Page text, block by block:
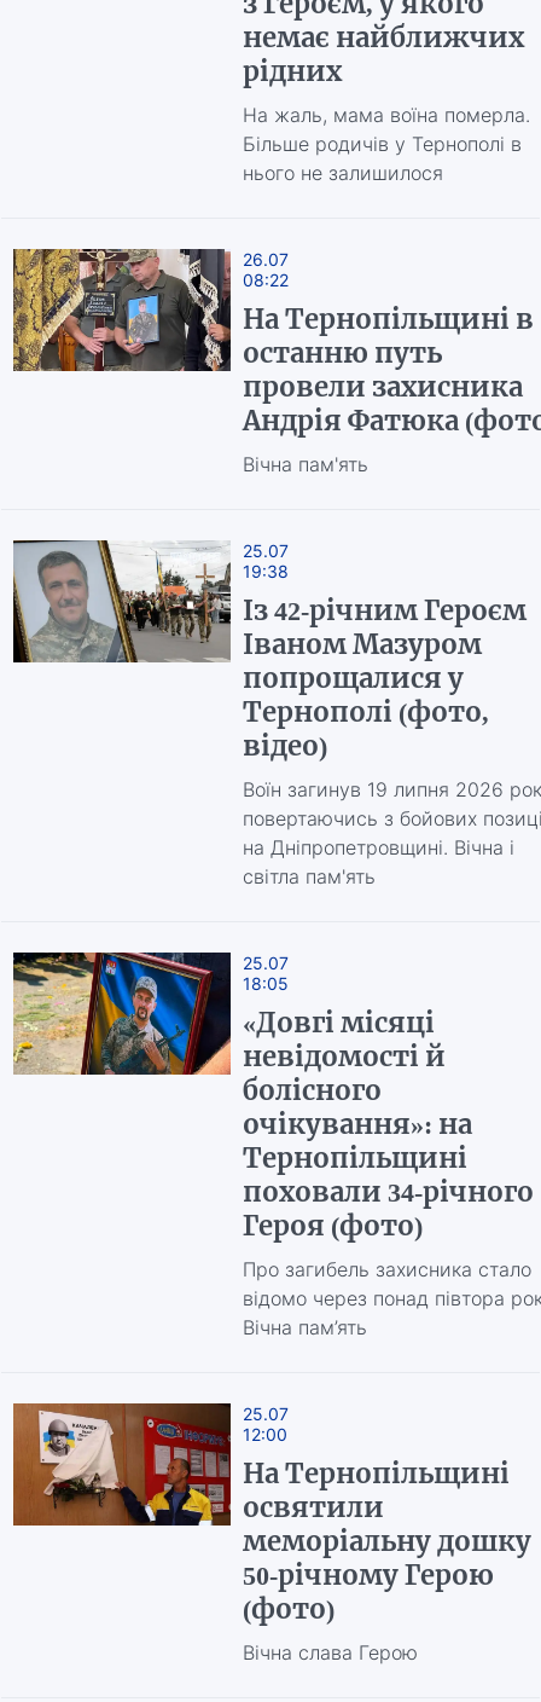
немає найближчих
рідних
На жаль, мама воїна померла.
Більше родичів у Тернополі в
нього не залишилося
26.07
08:22
На Тернопільщині в
останню путь
провели захисника
Андрія Фатюка
Вічна пам'ять
25.07
19:38
Із 42-річним Героєм
Іваном Мазуром
попрощалися у
Тернополі (фото,
відео)
Воїн загинув 19 липня 2026
повертаючись з бойових
на Дніпропетровщині. Вічна і
світла пам'ять
25.07
18:05
«Довгі місяці
невідомості й
болісного
очікування»: на
Тернопільщині
поховали 34-річного
Героя (фото)
Про загибель захисника стало
відомо через понад півтора
Вічна пам’ять
25.07
12:00
На Тернопільщині
освятили
меморіальну дошку
50-річному Герою
(фото)
Вічна слава Герою